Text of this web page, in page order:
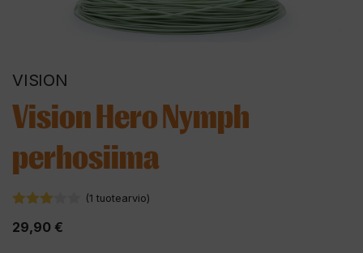
VISION
Vision Hero Nymph
perhosiima
5:stä
(1 tuotearvio)
29,90 €